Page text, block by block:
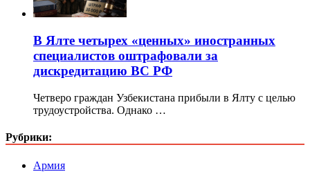
В Ялте четырех «ценных» иностранных
специалистов оштрафовали за
дискредитацию ВС РФ
Четверо граждан Узбекистана прибыли в Ялту с целью
трудоустройства. Однако …
Рубрики:
Армия